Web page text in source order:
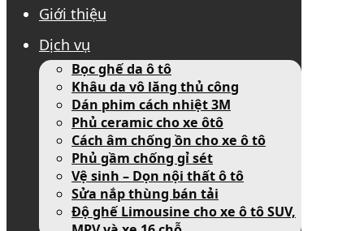
Giới thiệu
Dịch vụ
Bọc ghế da ô tô
Khâu da vô lăng thủ công
Dán phim cách nhiệt 3M
Phủ ceramic cho xe ôtô
Cách âm chống ồn cho xe ô tô
Phủ gầm chống gỉ sét
Vệ sinh – Dọn nội thất ô tô
Sửa nắp thùng bán tải
Độ ghế Limousine cho xe ô tô SUV,